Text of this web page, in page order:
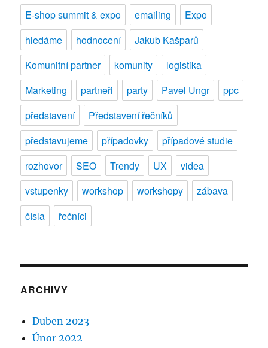
E-shop summit & expo
emailing
Expo
hledáme
hodnocení
Jakub Kašparů
Komunitní partner
komunity
logistika
Marketing
partneři party Pavel Ungr
ppc
představení
Představení řečníků
představujeme
případovky
případové studie
rozhovor
SEO Trendy UX
videa
vstupenky
workshop workshopy
zábava
čísla
řečníci
ARCHIVY
Duben 2023
Únor 2022